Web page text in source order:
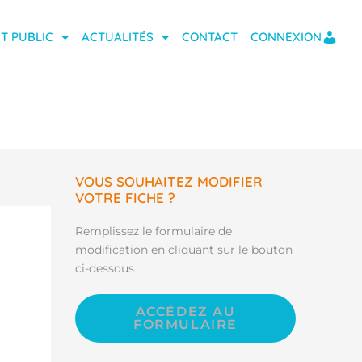
PUBLIC ACTUALITÉS CONTACT CONNEXION
VOUS SOUHAITEZ MODIFIER
VOTRE FICHE ?
Remplissez le formulaire de
modification en cliquant sur le bouton
ci-dessous
ACCÉDEZ AU
FORMULAIRE